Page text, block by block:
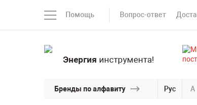
Помощь Вопрос-ответ
Энергия инструмента!
Бренды по алфавиту Рус A